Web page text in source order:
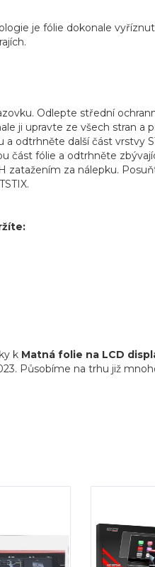
je fólie dokonale
Odlepte střední
ji upravte ze všech stran a
odtrhněte další část vrstvy
část fólie a odtrhněte
zatažením za nálepku.
k Matná folie na LCD
Působíme na trhu již